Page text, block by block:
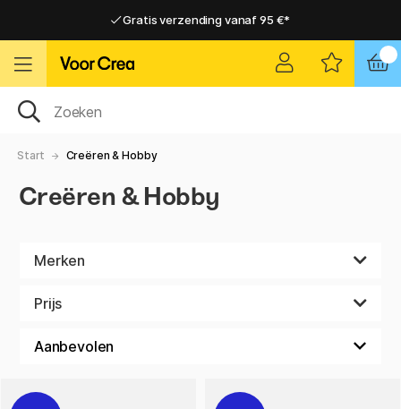
Gratis verzending vanaf 95 €*
Gratis verzending vanaf 95 €*
Start Creëren & Hobby
Creëren & Hobby
Merken
Prijs